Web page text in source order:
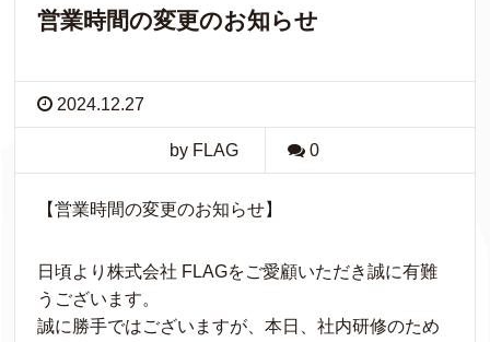
営業時間の変更のお知らせ
2024.12.27
by FLAG 0
【営業時間の変更のお知らせ】
日頃より株式会社 FLAGをご愛顧いただき誠に有難
うございます。
誠に勝手ではございますが、本日、社内研修のため